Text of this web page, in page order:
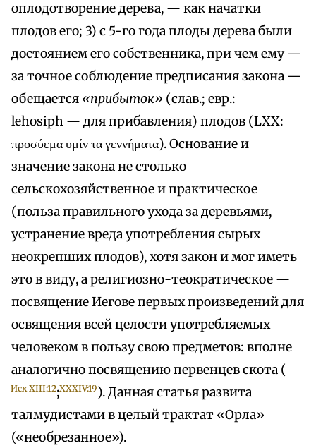
оплодотворение дерева, — как начатки
плодов его; 3) с 5-го года плоды дерева были
достоянием его собственника, при чем ему —
за точное соблюдение предписания закона —
обещается «прибыток» (слав.; евр.:
lehosiph — для прибавления) плодов (LXX:
προσύεμα υμίν τα γεννήματα). Основание и
значение закона не столько
сельскохозяйственное и практическое
(польза правильного ухода за деревьями,
устранение вреда употребления сырых
неокрепших плодов), хотя закон и мог иметь
это в виду, а религиозно-теократическое —
посвящение Иегове первых произведений для
освящения всей целости употребляемых
человеком в пользу свою предметов: вполне
аналогично посвящению первенцев скота (
Исх XIII:12;XXXIV:19). Данная статья развита
талмудистами в целый трактат «Орла»
(«необрезанное»).